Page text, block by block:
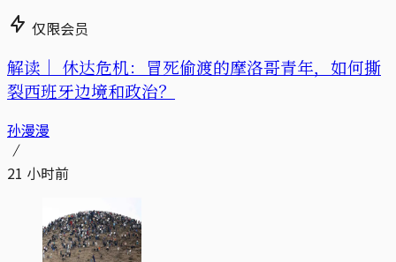
仅限会员
解读｜ 休达危机：冒死偷渡的摩洛哥青年，如何撕
裂西班牙边境和政治？
孙漫漫
21 小时前